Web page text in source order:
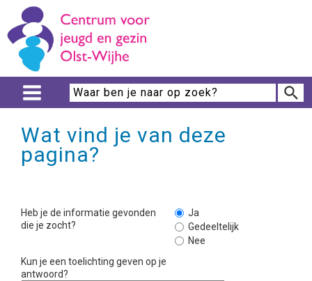
Wat vind je van deze
pagina?
Heb je de informatie gevonden
die je zocht?
Ja
Gedeeltelijk
Nee
Kun je een toelichting geven op je
antwoord?